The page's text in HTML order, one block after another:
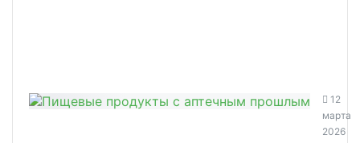
12
марта
2026